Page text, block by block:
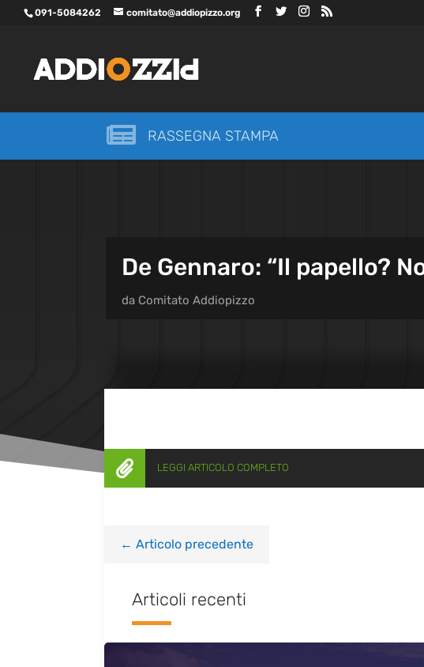
091-5084262 comitato@addiopizzo.org
 RASSEGNA STAMPA
De Gennaro: “Il papello?
da Comitato Addiopizzo
 LEGGI ARTICOLO COMPLETO
← Articolo precedente
Articoli recenti